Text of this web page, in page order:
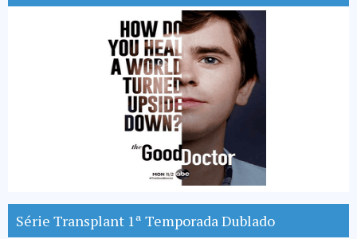
Série Transplant 1ª Temporada Dublado